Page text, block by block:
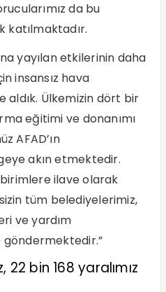
da bu
katılmaktadır.
yayılan etkilerinin daha
insansız hava
aldık. Ülkemizin dört bir
eğitimi ve donanımı
AFAD’ın
akın etmektedir.
birimlere ilave olarak
tüm belediyelerimiz,
ve yardım
22 bin 168 yaralımız